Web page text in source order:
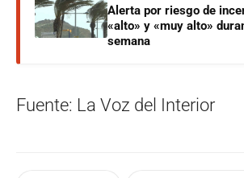
Alerta por riesgo de
«alto» y «muy alto»
semana
Fuente: La Voz del Interior